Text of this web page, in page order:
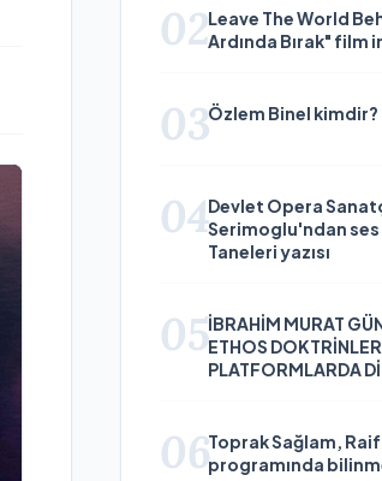
02Leave The World Behind
Ardında Bırak" film
03Özlem Binel kimdir?
04Devlet Opera
Serimoglu'ndan
Taneleri yazısı
05İBRAHİM MURAT
ETHOS
PLATFORMLARDA
06Toprak Sağlam,
programında